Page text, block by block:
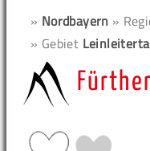
» Nordbayern »
» Gebiet